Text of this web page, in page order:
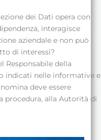
dei Dati opera con
interagisce
aziendale e non può
di interessi?
della
indicati nelle informative e
deve essere
procedura, alla Autorità di